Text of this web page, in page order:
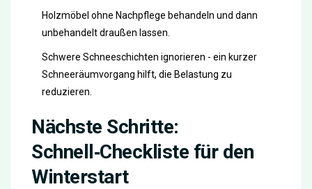
Holzmöbel ohne Nachpflege behandeln und dann
unbehandelt draußen lassen.
Schwere Schneeschichten ignorieren - ein kurzer
Schneeräumvorgang hilft, die Belastung zu
reduzieren.
Nächste Schritte:
Schnell‑Checkliste für den
Winterstart